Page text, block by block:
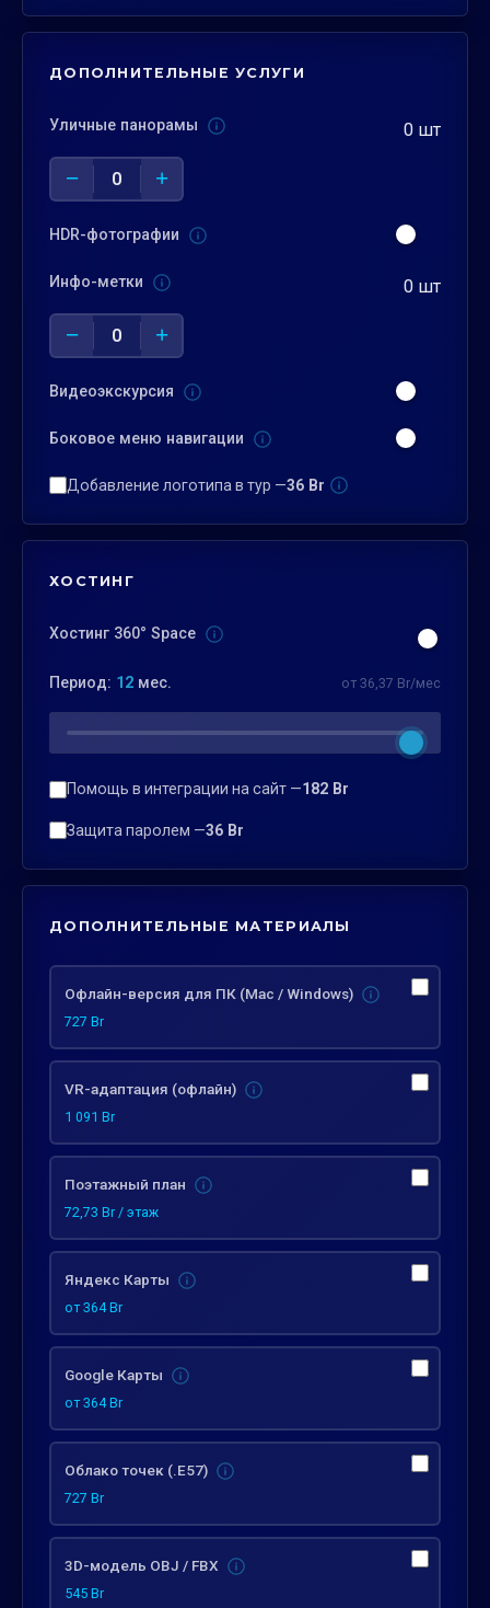
ДОПОЛНИТЕЛЬНЫЕ УСЛУГИ
Уличные панорамы 0 шт
− 0 +
HDR-фотографии
Инфо-метки 0 шт
− 0 +
Видеоэкскурсия
Боковое меню навигации
Добавление логотипа в тур —36 Br
ХОСТИНГ
Хостинг 360° Space
Период: 12 мес. от 36,37 Br/мес
Помощь в интеграции на сайт —182 Br
Защита паролем —36 Br
ДОПОЛНИТЕЛЬНЫЕ МАТЕРИАЛЫ
Офлайн-версия для ПК (Mac / Windows)
727 Br
VR-адаптация (офлайн)
1 091 Br
Поэтажный план
72,73 Br / этаж
Яндекс Карты
от 364 Br
Google Карты
от 364 Br
Облако точек (.E57)
727 Br
3D-модель OBJ / FBX
545 Br